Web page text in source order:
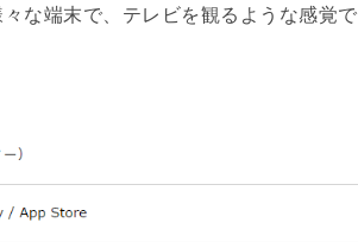
な端末で、テレビを観るような感覚で